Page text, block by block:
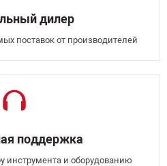
дилер
поставок от производителей
поддержка
инструмента и оборудованию